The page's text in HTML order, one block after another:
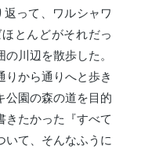
って、ワルシャワ
とんどがそれだっ
川辺を散歩した。
りから通りへと歩き
公園の森の道を目的
きたかった『すべて
いて、そんなふうに